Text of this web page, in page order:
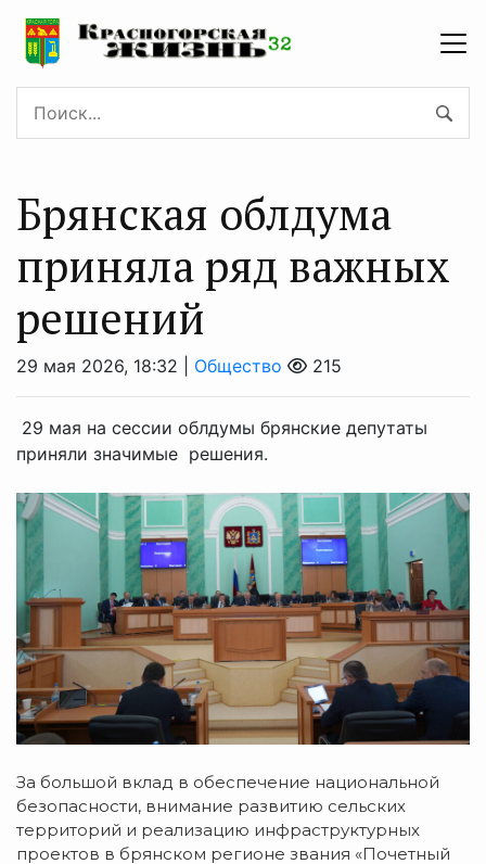
Брянская облдума
приняла ряд важных
решений
29 мая 2026, 18:32 | Общество 215
29 мая на сессии облдумы брянские депутаты
приняли значимые решения.
За большой вклад в обеспечение национальной
безопасности, внимание развитию сельских
территорий и реализацию инфраструктурных
проектов в брянском регионе звания «Почетный